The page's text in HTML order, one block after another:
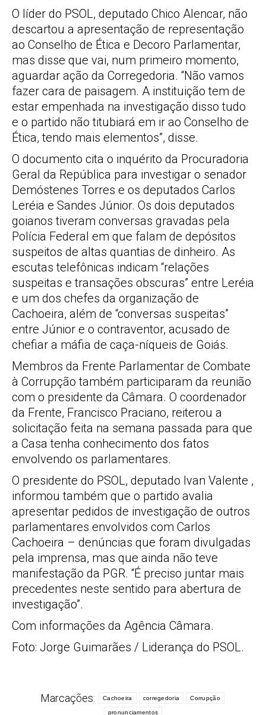
O líder do PSOL, deputado Chico Alencar, não
descartou a apresentação de representação
ao Conselho de Ética e Decoro Parlamentar,
mas disse que vai, num primeiro momento,
aguardar ação da Corregedoria. “Não vamos
fazer cara de paisagem. A instituição tem de
estar empenhada na investigação disso tudo
e o partido não titubiará em ir ao Conselho de
Ética, tendo mais elementos”, disse.
O documento cita o inquérito da Procuradoria
Geral da República para investigar o senador
Demóstenes Torres e os deputados Carlos
Leréia e Sandes Júnior. Os dois deputados
goianos tiveram conversas gravadas pela
Polícia Federal em que falam de depósitos
suspeitos de altas quantias de dinheiro. As
escutas telefônicas indicam “relações
suspeitas e transações obscuras” entre Leréia
e um dos chefes da organização de
Cachoeira, além de “conversas suspeitas”
entre Júnior e o contraventor, acusado de
chefiar a máfia de caça-níqueis de Goiás.
Membros da Frente Parlamentar de Combate
à Corrupção também participaram da reunião
com o presidente da Câmara. O coordenador
da Frente, Francisco Praciano, reiterou a
solicitação feita na semana passada para que
a Casa tenha conhecimento dos fatos
envolvendo os parlamentares.
O presidente do PSOL, deputado Ivan Valente ,
informou também que o partido avalia
apresentar pedidos de investigação de outros
parlamentares envolvidos com Carlos
Cachoeira – denúncias que foram divulgadas
pela imprensa, mas que ainda não teve
manifestação da PGR. “É preciso juntar mais
precedentes neste sentido para abertura de
investigação”.
Com informações da Agência Câmara.
Foto: Jorge Guimarães / Liderança do PSOL.
Marcações: Cachoeira corregedoria Corrupção
pronunciamentos